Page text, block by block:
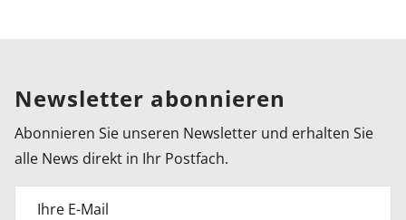
Newsletter abonnieren
Abonnieren Sie unseren Newsletter und erhalten Sie
alle News direkt in Ihr Postfach.
Ihre E-Mail